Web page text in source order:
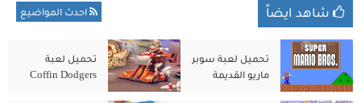
شاهد ايضاً احدث المواضيع
تحميل لعبة سوبر
ماريو القديمة
تحميل لعبة
Coffin Dodgers